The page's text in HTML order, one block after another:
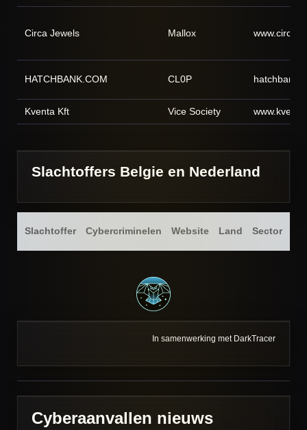
Circa Jewels Mallox
HATCHBANK.COM CL0P
Kventa Kft Vice Society
Slachtoffers Belgie en Nederland
Slachtoffer Cybercriminelen Website Land Sector
In samenwerking met DarkTracer
Cyberaanvallen nieuws